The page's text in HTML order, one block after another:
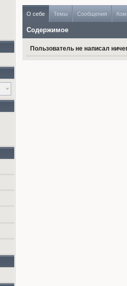
О себе Темы Сообщения
Содержимое
Пользователь не написал